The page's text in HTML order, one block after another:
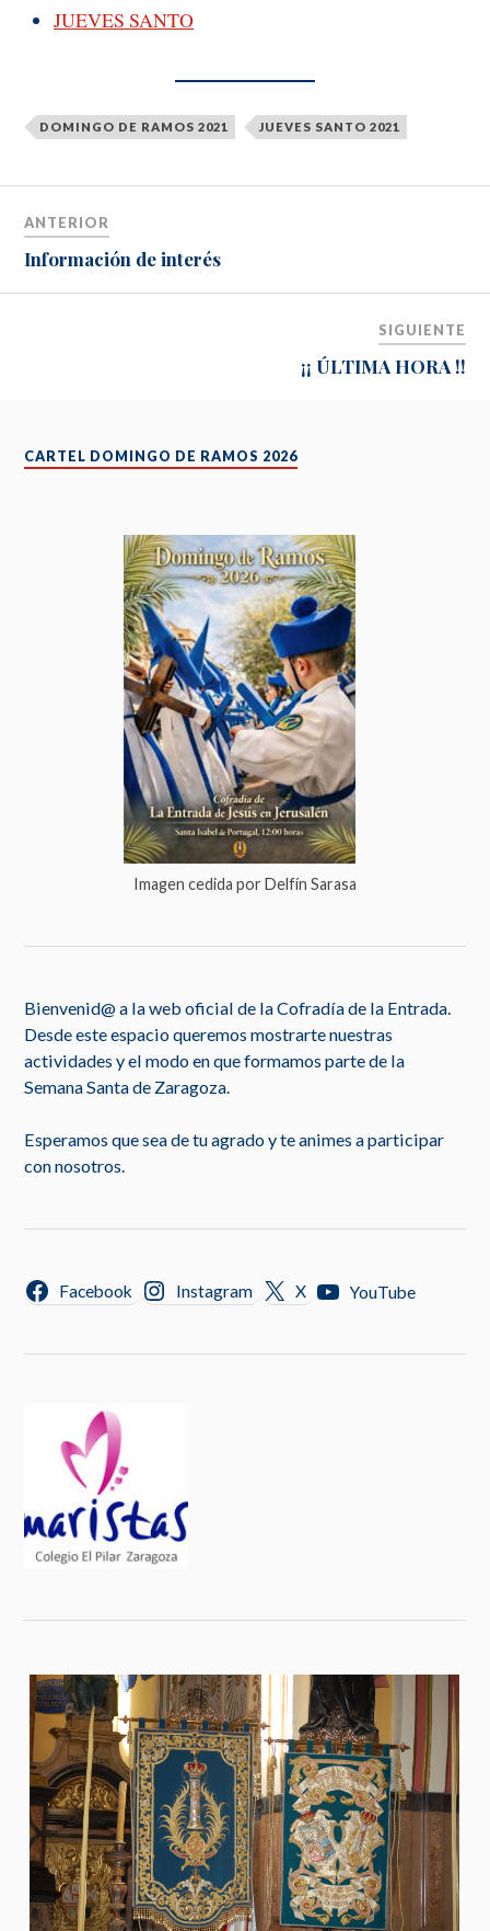
JUEVES SANTO
DOMINGO DE RAMOS 2021 JUEVES SANTO 2021
ANTERIOR
Información de interés
SIGUIENTE
¡¡ ÚLTIMA HORA !!
CARTEL DOMINGO DE RAMOS 2026
Imagen cedida por Delfín Sarasa
Bienvenid@ a la web oficial de la Cofradía de la Entrada.
Desde este espacio queremos mostrarte nuestras
actividades y el modo en que formamos parte de la
Semana Santa de Zaragoza.
Esperamos que sea de tu agrado y te animes a participar
con nosotros.
Facebook Instagram X YouTube